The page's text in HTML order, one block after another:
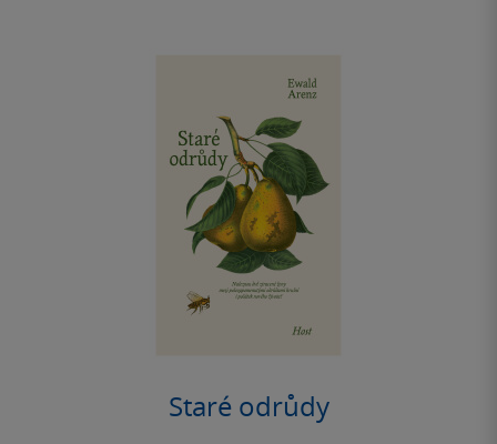
Staré odrůdy